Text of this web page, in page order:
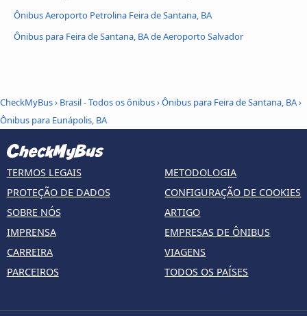
Ônibus Aeroporto Petrolina Feira de Santana, BA
Ônibus para Feira de Santana, BA de Aeroporto Salvador
CheckMyBus› Brasil - Todos os ônibus›Ônibus para Feira de Santana, BA›
Ônibus para Eunápolis, BA
TERMOS LEGAIS
PROTEÇÃO DE DADOS
SOBRE NÓS
IMPRENSA
CARREIRA
PARCEIROS
METODOLOGIA
CONFIGURAÇÃO DE COOKIES
ARTIGO
EMPRESAS DE ÔNIBUS
VIAGENS
TODOS OS PAÍSES